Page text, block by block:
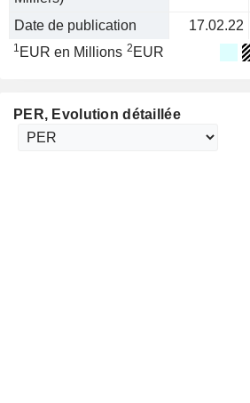
Date de publication 17.02.22
1 EUR en Millions 2 EUR
PER, Evolution détaillée